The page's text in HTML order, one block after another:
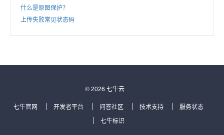
什么是原图保护？
上传失败常见状态码
© 2026 七牛云
七牛官网 开发者平台 问答社区 技术支持
服务状态
七牛标识